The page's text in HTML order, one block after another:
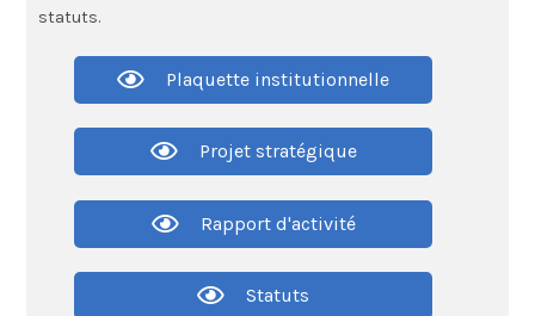
statuts.
Plaquette institutionnelle
Projet stratégique
Rapport d'activité
Statuts